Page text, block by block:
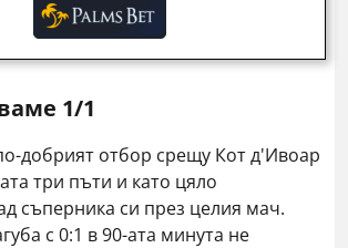
1/1
добрият отбор срещу Кот д'Ивоар
три пъти и като цяло
съперника си през целия мач.
с 0:1 в 90-ата минута не